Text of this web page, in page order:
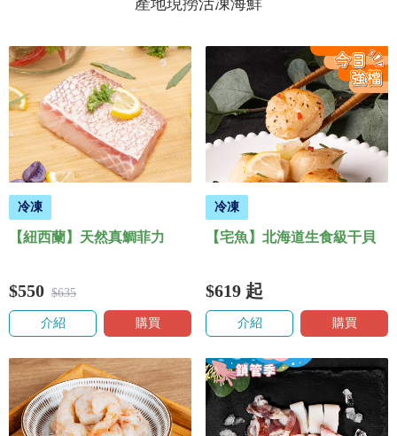
產地現撈活凍海鮮
冷凍
【紐西蘭】天然真鯛菲力
$550 $635
介紹 購買
冷凍
【宅魚】北海道生食級干貝
$619 起
介紹 購買